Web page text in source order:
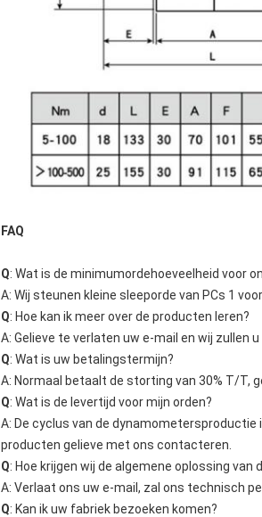
FAQ
Q: Wat is de minimumordehoeveelheid voor
A: Wij steunen kleine sleeporde van PCs 1
Q: Hoe kan ik meer over de producten leren?
A: Gelieve te verlaten uw e-mail en wij zullen
Q: Wat is uw betalingstermijn?
A: Normaal betaalt de storting van 30% T/T,
Q: Wat is de levertijd voor mijn orden?
A: De cyclus van de
producten gelieve met ons contacteren.
Q: Hoe krijgen wij de algemene oplossing van
A: Verlaat ons uw e-mail, zal ons technisch
Q: Kan ik uw fabriek bezoeken komen?